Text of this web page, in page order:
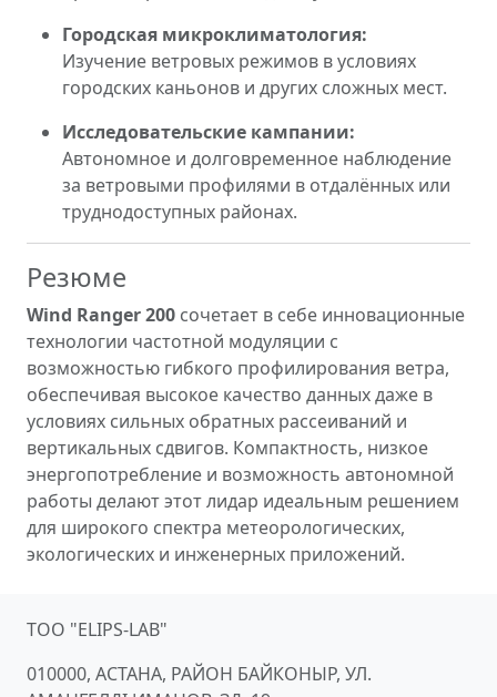
Городская микроклиматология:
Изучение ветровых режимов в условиях
городских каньонов и других сложных мест.
Исследовательские кампании:
Автономное и долговременное наблюдение
за ветровыми профилями в отдалённых или
труднодоступных районах.
Резюме
Wind Ranger 200 сочетает в себе инновационные
технологии частотной модуляции с
возможностью гибкого профилирования ветра,
обеспечивая высокое качество данных даже в
условиях сильных обратных рассеиваний и
вертикальных сдвигов. Компактность, низкое
энергопотребление и возможность автономной
работы делают этот лидар идеальным решением
для широкого спектра метеорологических,
экологических и инженерных приложений.
ТОО "ELIPS-LAB"
010000, АСТАНА, РАЙОН БАЙКОНЫР, УЛ.